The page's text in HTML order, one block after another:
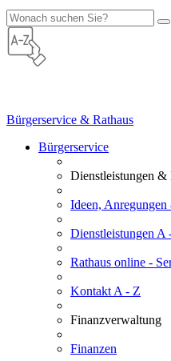
Bürgerservice & Rathaus
Bürgerservice
Dienstleistungen &
Ideen,
Dienstleistungen A
Rathaus online -
Kontakt A - Z
Finanzverwaltung
Finanzen